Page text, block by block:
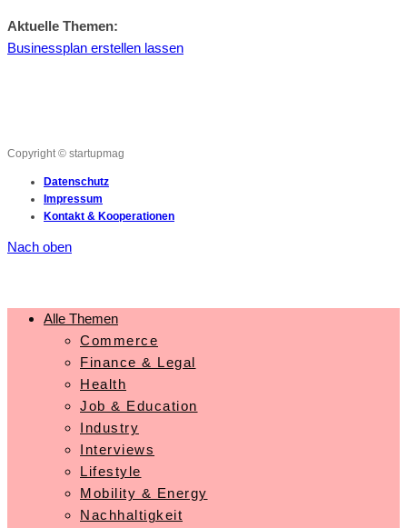
Aktuelle Themen:
Businessplan erstellen lassen
Copyright © startupmag
Datenschutz
Impressum
Kontakt & Kooperationen
Nach oben
Alle Themen
Commerce
Finance & Legal
Health
Job & Education
Industry
Interviews
Lifestyle
Mobility & Energy
Nachhaltigkeit